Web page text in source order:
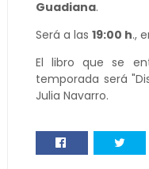
Guadiana.
Será a las 19:00 h.,
El libro que se
temporada será
Julia Navarro.